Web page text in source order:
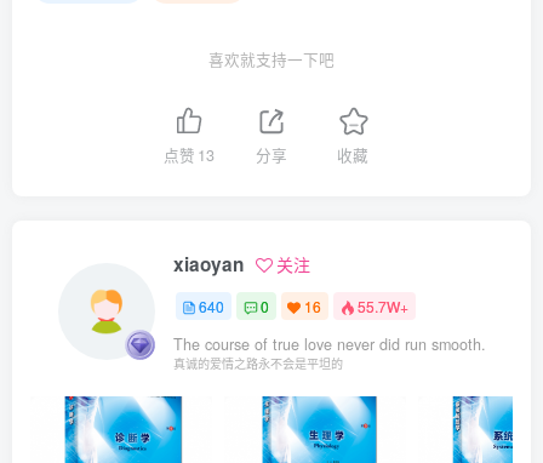
喜欢就支持一下吧
点赞 13 分享 收藏
xiaoyan 关注
640 0 16 55.7W+
The course of true love never did run smooth.
真诚的爱情之路永不会是平坦的